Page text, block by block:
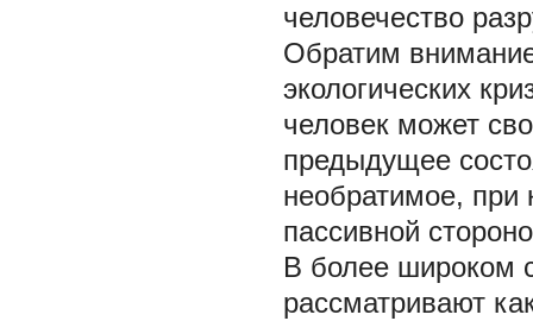
человечество
Обратим
экологических
человек может
предыдущее
необратимое, при
пассивной
В более широком
рассматривают